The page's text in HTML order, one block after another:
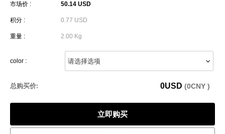
市场价 : 50.14 USD
积分 : 0.77 USD
重量 : 2.00 Kg
color :
总购买价: 0USD (0CNY )
立即购买